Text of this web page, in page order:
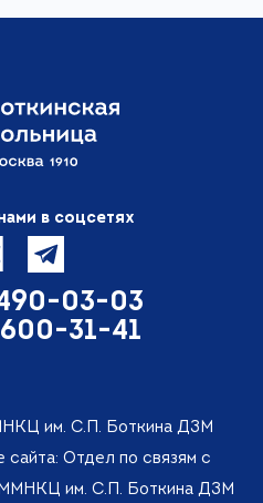
в соцсетях
490-03-03
600-31-41
им. С.П. Боткина ДЗМ
Отдел по связям с
им. С.П. Боткина ДЗМ